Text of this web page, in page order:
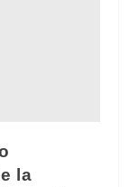
la